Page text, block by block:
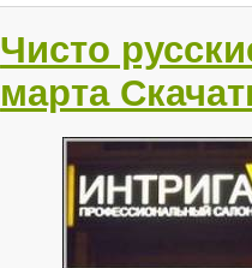
Чисто
марта